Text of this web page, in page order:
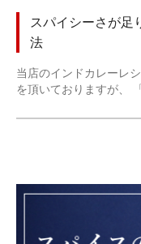
スパイシーさが足
法
当店のインドカレーレ
を頂いておりますが、